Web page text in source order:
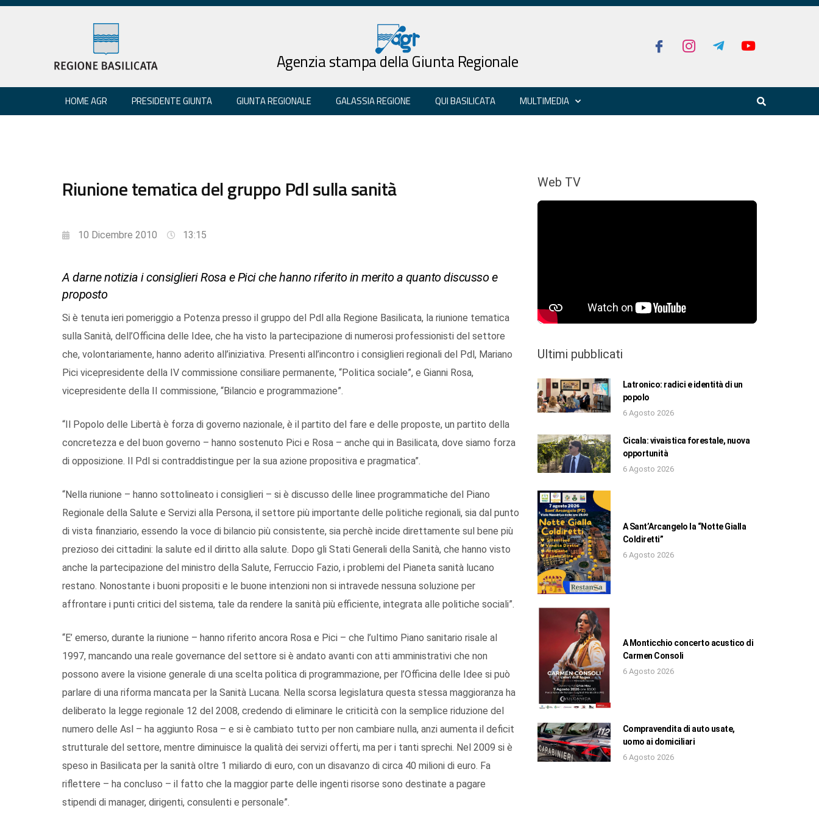
Agenzia stampa della Giunta Regionale
HOME AGR PRESIDENTE GIUNTA GIUNTA REGIONALE GALASSIA REGIONE QUI BASILICATA MULTIMEDIA
Riunione tematica del gruppo Pdl sulla sanità
10 Dicembre 2010 13:15
A darne notizia i consiglieri Rosa e Pici che hanno riferito in merito a quanto discusso e
proposto
Si è tenuta ieri pomeriggio a Potenza presso il gruppo del Pdl alla Regione Basilicata, la riunione tematica
sulla Sanità, dell’Officina delle Idee, che ha visto la partecipazione di numerosi professionisti del settore
che, volontariamente, hanno aderito all’iniziativa. Presenti all’incontro i consiglieri regionali del Pdl, Mariano
Pici vicepresidente della IV commissione consiliare permanente, “Politica sociale”, e Gianni Rosa,
vicepresidente della II commissione, “Bilancio e programmazione”.
“Il Popolo delle Libertà è forza di governo nazionale, è il partito del fare e delle proposte, un partito della
concretezza e del buon governo – hanno sostenuto Pici e Rosa – anche qui in Basilicata, dove siamo forza
di opposizione. Il Pdl si contraddistingue per la sua azione propositiva e pragmatica”.
“Nella riunione – hanno sottolineato i consiglieri – si è discusso delle linee programmatiche del Piano
Regionale della Salute e Servizi alla Persona, il settore più importante delle politiche regionali, sia dal punto
di vista finanziario, essendo la voce di bilancio più consistente, sia perchè incide direttamente sul bene più
prezioso dei cittadini: la salute ed il diritto alla salute. Dopo gli Stati Generali della Sanità, che hanno visto
anche la partecipazione del ministro della Salute, Ferruccio Fazio, i problemi del Pianeta sanità lucano
restano. Nonostante i buoni propositi e le buone intenzioni non si intravede nessuna soluzione per
affrontare i punti critici del sistema, tale da rendere la sanità più efficiente, integrata alle politiche sociali”.
“E’ emerso, durante la riunione – hanno riferito ancora Rosa e Pici – che l’ultimo Piano sanitario risale al
1997, mancando una reale governance del settore si è andato avanti con atti amministrativi che non
possono avere la visione generale di una scelta politica di programmazione, per l’Officina delle Idee si può
parlare di una riforma mancata per la Sanità Lucana. Nella scorsa legislatura questa stessa maggioranza ha
deliberato la legge regionale 12 del 2008, credendo di eliminare le criticità con la semplice riduzione del
numero delle Asl – ha aggiunto Rosa – e si è cambiato tutto per non cambiare nulla, anzi aumenta il deficit
strutturale del settore, mentre diminuisce la qualità dei servizi offerti, ma per i tanti sprechi. Nel 2009 si è
speso in Basilicata per la sanità oltre 1 miliardo di euro, con un disavanzo di circa 40 milioni di euro. Fa
riflettere – ha concluso – il fatto che la maggior parte delle ingenti risorse sono destinate a pagare
stipendi di manager, dirigenti, consulenti e personale”.
Web TV
Ultimi pubblicati
Latronico: radici e identità di un
popolo
6 Agosto 2026
Cicala: vivaistica forestale, nuova
opportunità
6 Agosto 2026
A Sant’Arcangelo la “Notte Gialla
Coldiretti”
6 Agosto 2026
A Monticchio concerto acustico di
Carmen Consoli
6 Agosto 2026
Compravendita di auto usate,
uomo ai domiciliari
6 Agosto 2026